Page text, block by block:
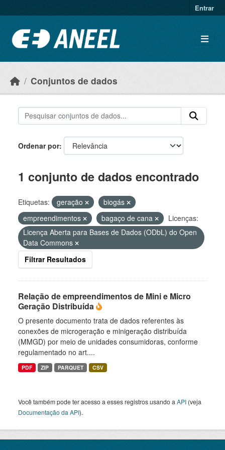
Entrar
Conjuntos de dados
Ordenar por
1 conjunto de dados encontrado
Etiquetas: geração
biogás
empreendimentos
bagaço de cana
Licenças:
Licença Aberta para Bases de Dados (ODbL) do Open
Data Commons
Filtrar Resultados
Relação de empreendimentos de Mini e Micro
Geração Distribuída
O presente documento trata de dados referentes às
conexões de microgeração e minigeração distribuída
(MMGD) por meio de unidades consumidoras, conforme
regulamentado no art....
PDF ZIP PARQUET CSV
Você também pode ter acesso a esses registros usando a API (veja
Documentação da API).